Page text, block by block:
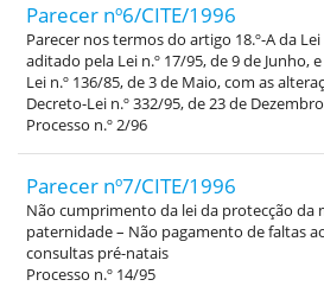
Parecer nº6/CITE/1996
Parecer nos termos do artigo 18.º-A da
aditado pela Lei n.º 17/95, de 9 de Junho,
Lei n.º 136/85, de 3 de Maio, com as
Decreto-Lei n.º 332/95, de 23 de Dezembro
Processo n.º 2/96
Parecer nº7/CITE/1996
Não cumprimento da lei da protecção da
paternidade – Não pagamento de faltas
consultas pré-natais
Processo n.º 14/95